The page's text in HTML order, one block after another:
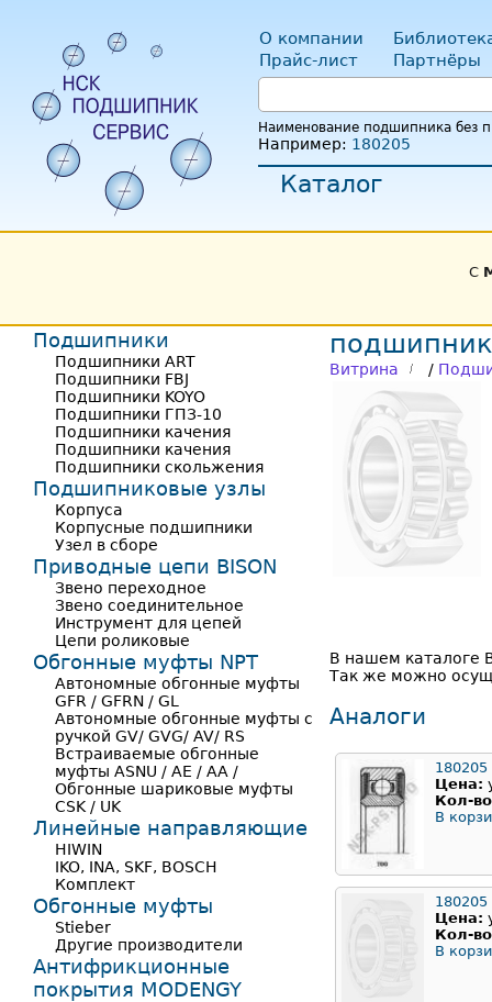
О компании
Прайс-лист
Партнёры
Наименование подшипника без
Например: 180205
Каталог
С
Витрина /
В нашем каталоге
Так же можно
Аналоги
180205
Цена:
Кол-
В
180205
Цена:
Кол-
В
Подшипники
Подшипники ART
Подшипники FBJ
Подшипники KOYO
Подшипники ГПЗ-10
Подшипники качения
Подшипники качения
Подшипники скольжения
Подшипниковые узлы
Корпуса
Корпусные подшипники
Узел в сборе
Приводные цепи BISON
Звено переходное
Звено соединительное
Инструмент для цепей
Цепи роликовые
Обгонные муфты NPT
Автономные обгонные муфты
GFR / GFRN / GL
Автономные обгонные муфты с
ручкой GV/ GVG/ AV/ RS
Встраиваемые обгонные
муфты ASNU / AE / AA /
Обгонные шариковые муфты
CSK / UK
Линейные направляющие
HIWIN
IKO, INA, SKF, BOSCH
Комплект
Обгонные муфты
Stieber
Другие производители
Антифрикционные
покрытия MODENGY